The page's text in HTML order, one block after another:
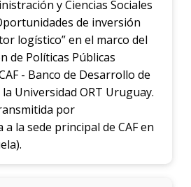
y Ciencias Sociales
de inversión
logístico” en el marco del
de Políticas Públicas
- Banco de Desarrollo de
Universidad ORT Uruguay.
por
la sede principal de CAF en